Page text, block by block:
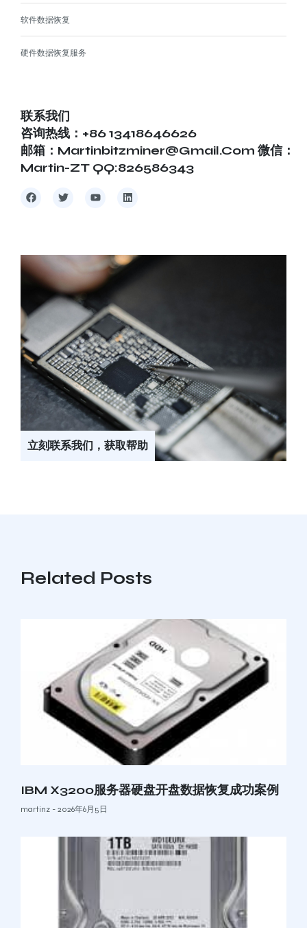
软件数据恢复
硬件数据恢复服务
联系我们
咨询热线：+86 13418646626
邮箱：martinbitzminer@gmail.com 微信：
Martin-ZT QQ:826586343
立刻联系我们，获取帮助
Related Posts
IBM X3200服务器硬盘开盘数据恢复成功案例
martinz 2026年6月5日